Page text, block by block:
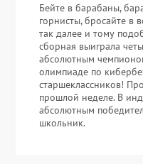
Бейте в барабаны,
горнисты, бросайте в
так далее и тому
сборная выиграла
абсолютным
олимпиаде по
старшеклассников!
прошлой неделе. В
абсолютным
школьник.